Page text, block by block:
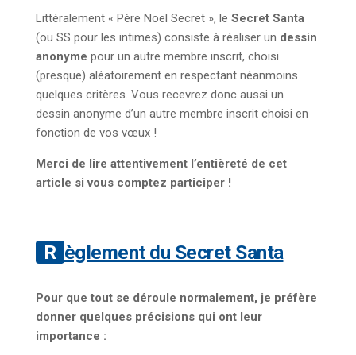
Littéralement « Père Noël Secret », le Secret Santa
(ou SS pour les intimes) consiste à réaliser un dessin
anonyme pour un autre membre inscrit, choisi
(presque) aléatoirement en respectant néanmoins
quelques critères. Vous recevrez donc aussi un
dessin anonyme d’un autre membre inscrit choisi en
fonction de vos vœux !
Merci de lire attentivement l’entièreté de cet
article si vous comptez participer !
Règlement du Secret Santa
Pour que tout se déroule normalement, je préfère
donner quelques précisions qui ont leur
importance :